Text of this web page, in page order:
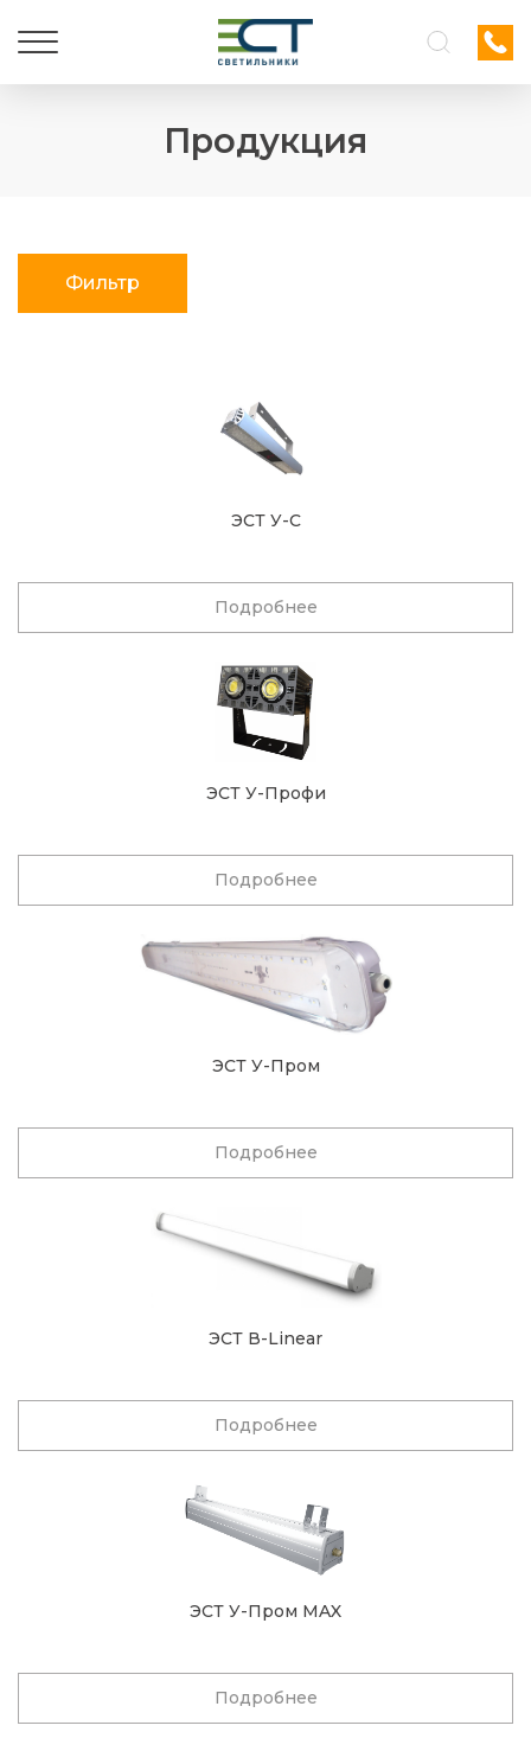
Продукция
Фильтр
ЭСТ У-С
Подробнее
ЭСТ У-Профи
Подробнее
ЭСТ У-Пром
Подробнее
ЭСТ В-Linear
Подробнее
ЭСТ У-Пром MAX
Подробнее